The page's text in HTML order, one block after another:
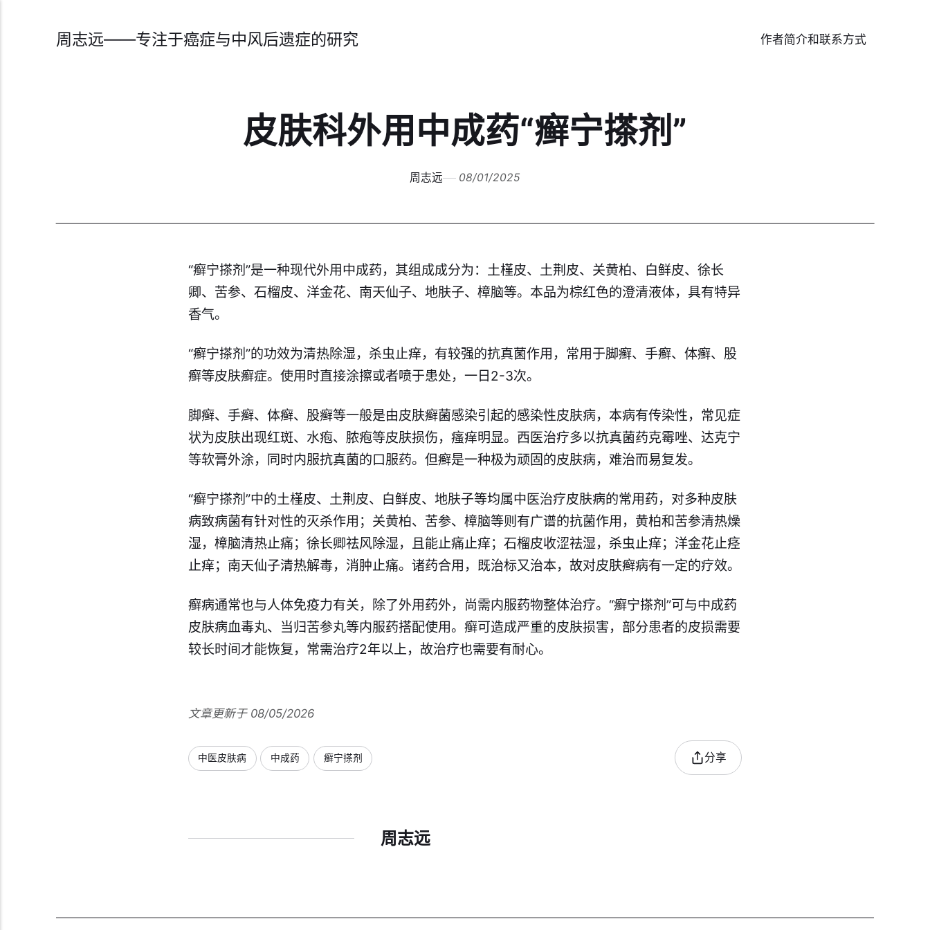
周志远——专注于癌症与中风后遗症的研究 作者简介和联系方式
皮肤科外用中成药“癣宁搽剂”
周志远 08/01/2025
“癣宁搽剂”是一种现代外用中成药，其组成成分为：土槿皮、土荆皮、关黄柏、白鲜皮、徐长
卿、苦参、石榴皮、洋金花、南天仙子、地肤子、樟脑等。本品为棕红色的澄清液体，具有特异
香气。
“癣宁搽剂”的功效为清热除湿，杀虫止痒，有较强的抗真菌作用，常用于脚癣、手癣、体癣、股
癣等皮肤癣症。使用时直接涂擦或者喷于患处，一日2-3次。
脚癣、手癣、体癣、股癣等一般是由皮肤癣菌感染引起的感染性皮肤病，本病有传染性，常见症
状为皮肤出现红斑、水疱、脓疱等皮肤损伤，瘙痒明显。西医治疗多以抗真菌药克霉唑、达克宁
等软膏外涂，同时内服抗真菌的口服药。但癣是一种极为顽固的皮肤病，难治而易复发。
“癣宁搽剂”中的土槿皮、土荆皮、白鲜皮、地肤子等均属中医治疗皮肤病的常用药，对多种皮肤
病致病菌有针对性的灭杀作用；关黄柏、苦参、樟脑等则有广谱的抗菌作用，黄柏和苦参清热燥
湿，樟脑清热止痛；徐长卿祛风除湿，且能止痛止痒；石榴皮收涩祛湿，杀虫止痒；洋金花止痉
止痒；南天仙子清热解毒，消肿止痛。诸药合用，既治标又治本，故对皮肤癣病有一定的疗效。
癣病通常也与人体免疫力有关，除了外用药外，尚需内服药物整体治疗。“癣宁搽剂”可与中成药
皮肤病血毒丸、当归苦参丸等内服药搭配使用。癣可造成严重的皮肤损害，部分患者的皮损需要
较长时间才能恢复，常需治疗2年以上，故治疗也需要有耐心。
文章更新于 08/05/2026
中医皮肤病 中成药 癣宁搽剂 分享
周志远